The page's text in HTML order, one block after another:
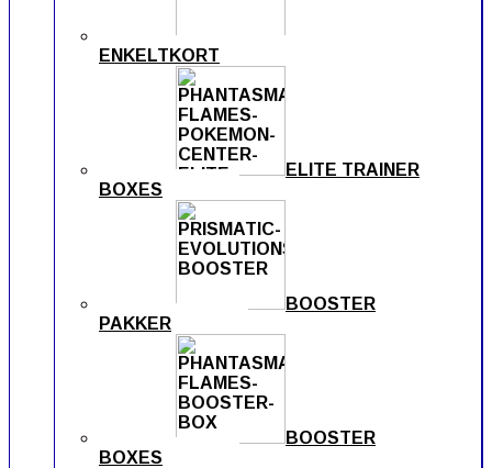
ENKELTKORT
ELITE TRAINER
BOXES
BOOSTER
PAKKER
BOOSTER
BOXES